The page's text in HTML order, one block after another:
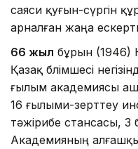
саяси қуғын-сүргін
арналған жаңа
66 жыл бұрын (1946)
Қазақ бөлімшесі
ғылым академиясы
16 ғылыми-зерттеу
тәжірибе стансасы, 3
Академияның